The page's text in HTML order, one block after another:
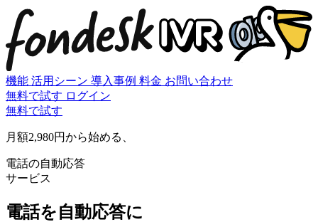
機能 活用シーン 導入事例 料金 お問い合わせ
無料で試す ログイン
無料で試す
月額2,980円から始める、
電話の自動応答
サービス
電話を自動応答に